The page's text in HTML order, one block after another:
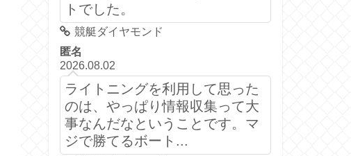
トでした。
競艇ダイヤモンド
匿名
2026.08.02
ライトニングを利用して思った
のは、やっぱり情報収集って大
事なんだなということです。マ
ジで勝てるボート...